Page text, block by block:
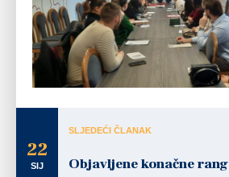
22
SIJ
SLJEDEĆI ČLANAK
Objavljene konačne rang